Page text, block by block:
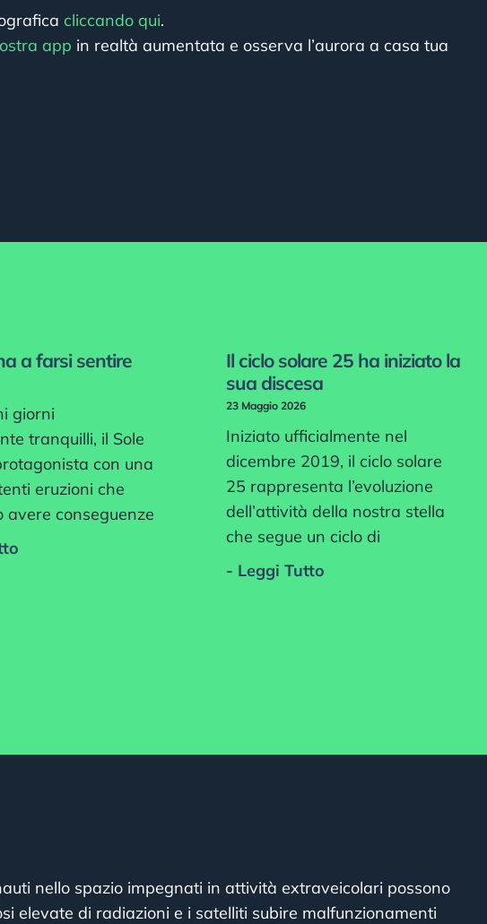
cliccando qui.
app in realtà aumentata e osserva l’aurora a casa tua
a farsi sentire
giorni
tranquilli, il Sole
con una
eruzioni che
avere conseguenze
Il ciclo solare 25 ha iniziato la
sua discesa
23 Maggio 2026
Iniziato ufficialmente nel
dicembre 2019, il ciclo solare
25 rappresenta l’evoluzione
dell’attività della nostra stella
che segue un ciclo di
- Leggi Tutto
nello spazio impegnati in attività extraveicolari possono
elevate di radiazioni e i satelliti subire malfunzionamenti